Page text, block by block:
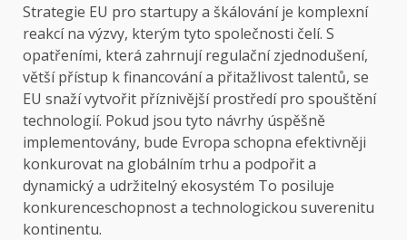
Strategie EU pro startupy a škálování je komplexní
reakcí na výzvy, kterým tyto společnosti čelí. S
opatřeními, která zahrnují regulační zjednodušení,
větší přístup k financování a přitažlivost talentů, se
EU snaží vytvořit příznivější prostředí pro spouštění
technologií. Pokud jsou tyto návrhy úspěšně
implementovány, bude Evropa schopna efektivněji
konkurovat na globálním trhu a podpořit a
dynamický a udržitelný ekosystém To posiluje
konkurenceschopnost a technologickou suverenitu
kontinentu.